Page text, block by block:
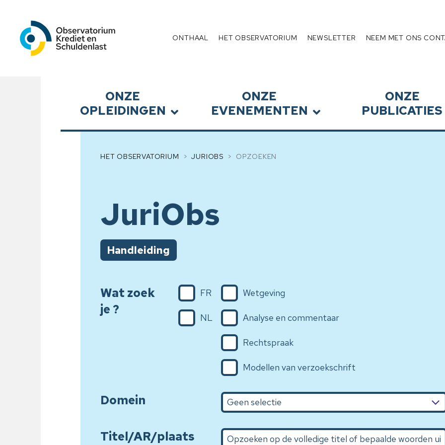
Observatorium Krediet en Schuldenlast
Menu
ONTHAAL HET OBSERVATORIUM NEWSLETTER NEEM MET ONS
ONZE
OPLEIDINGEN
ONZE
EVENEMENTEN
ONZE
PUBLICATIES
HET OBSERVATORIUM JURIOBS OPZOEKEN
JuriObs
Handleiding
Wat zoek
je ?
FR
NL
Wetgeving
Analyse en commentaar
Rechtspraak
Modellen van verzoekschrift
Domein
Titel/AR/plaats Opzoeken op de volledige titel of bepaalde woorden uit